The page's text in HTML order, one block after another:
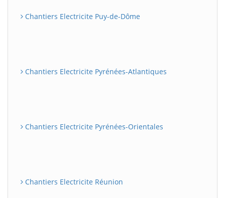
Chantiers Electricite Puy-de-Dôme
Chantiers Electricite Pyrénées-Atlantiques
Chantiers Electricite Pyrénées-Orientales
Chantiers Electricite Réunion